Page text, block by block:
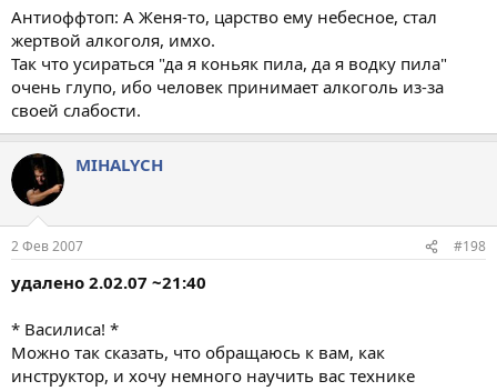
Антиоффтоп: А Женя-то, царство ему небесное, стал
жертвой алкоголя, имхо.
Так что усираться "да я коньяк пила, да я водку пила"
очень глупо, ибо человек принимает алкоголь из-за
своей слабости.
MIHALYCH
2 Фев 2007 #198
удалено 2.02.07 ~21:40
* Василиса! *
Можно так сказать, что обращаюсь к вам, как
инструктор, и хочу немного научить вас технике